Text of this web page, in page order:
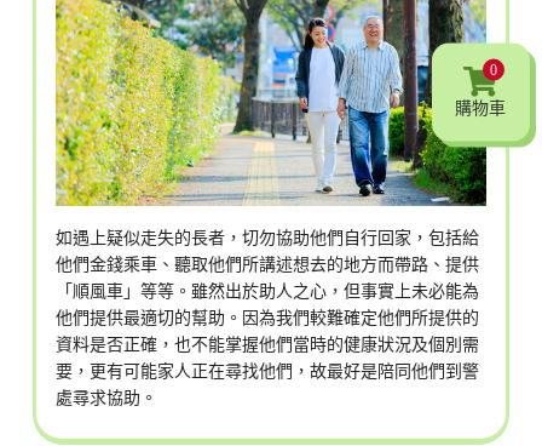
如遇上疑似走失的長者，切勿協助他們自行回家，包括給
他們金錢乘車、聽取他們所講述想去的地方而帶路、提供
「順風車」等等。雖然出於助人之心，但事實上未必能為
他們提供最適切的幫助。因為我們較難確定他們所提供的
資料是否正確，也不能掌握他們當時的健康狀況及個別需
要，更有可能家人正在尋找他們，故最好是陪同他們到警
處尋求協助。
0
購物車